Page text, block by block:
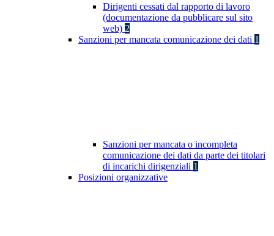
Dirigenti cessati dal rapporto di lavoro
(documentazione da pubblicare sul sito
web) 2
Sanzioni per mancata comunicazione dei dati 1
Sanzioni per mancata o incompleta
comunicazione dei dati da parte dei titolari
di incarichi dirigenziali 1
Posizioni organizzative